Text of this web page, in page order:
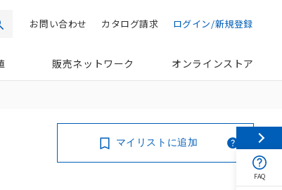
検索 ログイン/新規登録
カタログ請求
お問い合わせ
販売ネットワーク オンラインストア
マイリストに追加
FAQ